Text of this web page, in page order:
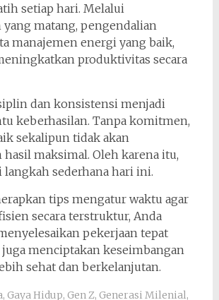
setiap hari. Melalui
yang matang, pengendalian
manajemen energi yang baik,
produktivitas secara
dan konsistensi menjadi
keberhasilan. Tanpa komitmen,
sekalipun tidak akan
maksimal. Oleh karena itu,
sederhana hari ini.
tips mengatur waktu agar
secara terstruktur, Anda
pekerjaan tepat
menciptakan keseimbangan
sehat dan berkelanjutan.
, Gaya Hidup, Gen Z, Generasi Milenial,